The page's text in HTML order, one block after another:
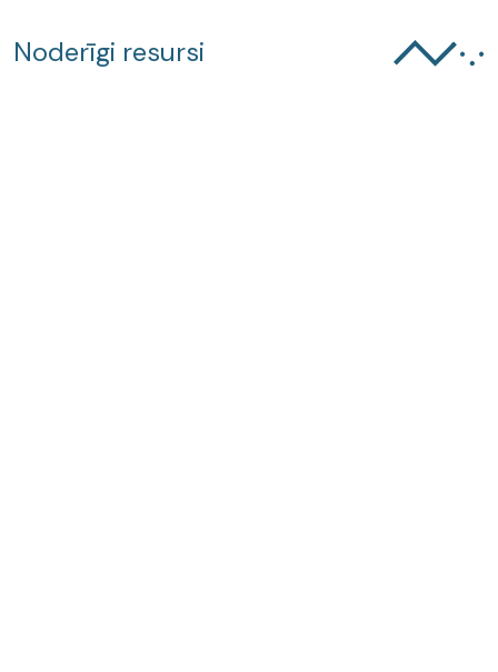
Noderīgi resursi